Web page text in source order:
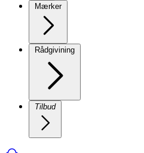
Mærker
Rådgivining
Tilbud